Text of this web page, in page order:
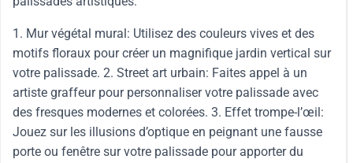
1. Mur végétal mural: Utilisez des couleurs vives et des
motifs floraux pour créer un magnifique jardin vertical sur
votre palissade. 2. Street art urbain: Faites appel à un
artiste graffeur pour personnaliser votre palissade avec
des fresques modernes et colorées. 3. Effet trompe-l’œil:
Jouez sur les illusions d’optique en peignant une fausse
porte ou fenêtre sur votre palissade pour apporter du